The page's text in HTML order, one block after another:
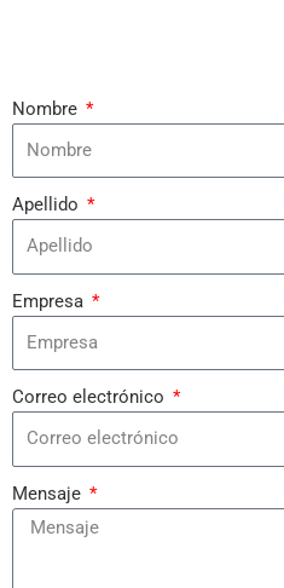
Nombre
Apellido
Empresa
Correo electrónico
Mensaje